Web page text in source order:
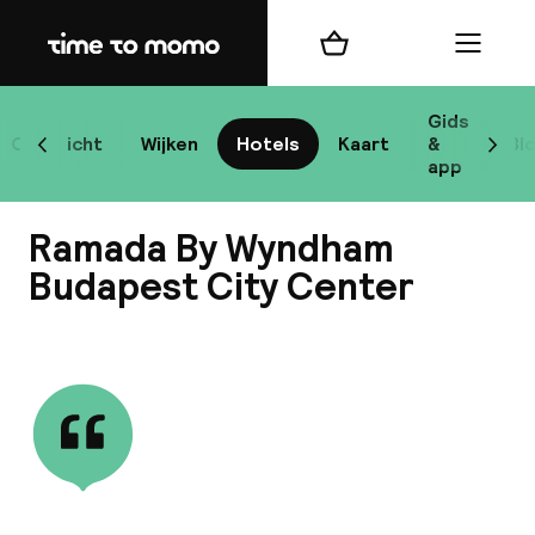
Home
Overzicht Wijken Hotels Kaart
Gids
&
app
Scroll naar links
Winkelmand Menu
Ramada By Wyndham
Budapest City Center